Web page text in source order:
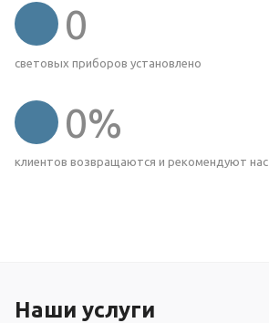
0
световых приборов установлено
0%
клиентов возвращаются и рекомендуют нас
Наши услуги